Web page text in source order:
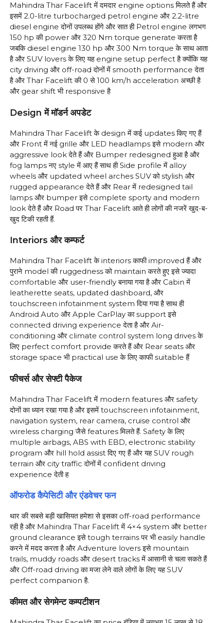
Mahindra Thar Facelift में दमदार engine options मिलते हैं और
इसमें 2.0-litre turbocharged petrol engine और 2.2-litre
diesel engine दोनों उपलब्ध होंगे और सात ही Petrol engine लगभग
150 hp की power और 320 Nm torque generate करता है
जबकि diesel engine 130 hp और 300 Nm torque के साथ आता
है और SUV lovers के लिए यह engine setup perfect है क्योंकि यह
city driving और off-road दोनों में smooth performance देता
है और Thar Facelift की 0 से 100 km/h acceleration अच्छी है
और gear shift भी responsive है
Design में मॉडर्न अपडेट
Mahindra Thar Facelift के design में कई updates किए गए हैं
और Front में नई grille और LED headlamps इसे modern और
aggressive look देते हैं और Bumper redesigned हुआ है और
fog lamps नए style में आए हैं साथ ही Side profile में alloy
wheels और updated wheel arches SUV को stylish और
rugged appearance देते हैं और Rear में redesigned tail
lamps और bumper इसे complete sporty and modern
look देते हैं और Road पर Thar Facelift आते ही लोगों की नजरें खुद-ब-
खुद टिकी रहती हैं.
Interiors और कम्फर्ट
Mahindra Thar Facelift के interiors काफी improved हैं और
पुराने model की ruggedness को maintain करते हुए इसे ज्यादा
comfortable और user-friendly बनाया गया है और Cabin में
leatherette seats, updated dashboard, और
touchscreen infotainment system दिया गया है साथ ही
Android Auto और Apple CarPlay का support इसे
connected driving experience देता है और Air-
conditioning और climate control system long drives के
लिए perfect comfort provide करते हैं और Rear seats और
storage space भी practical use के लिए काफी suitable हैं
फीचर्स और सेफ्टी पैकेज
Mahindra Thar Facelift में modern features और safety
दोनों का ध्यान रखा गया है और इसमें touchscreen infotainment,
navigation system, rear camera, cruise control और
wireless charging जैसे features मिलते हैं. Safety के लिए
multiple airbags, ABS with EBD, electronic stability
program और hill hold assist दिए गए हैं और यह SUV rough
terrain और city traffic दोनों में confident driving
experience देती ह
ऑफरोड कैपेसिटी और एंडवेचर फन
थार की सबसे बड़ी खासियत हमेशा से इसका off-road performance
रही है और Mahindra Thar Facelift में 4×4 system और better
ground clearance इसे tough terrains पर भी easily handle
करने में मदद करता है और Adventure lovers इसे mountain
trails, muddy roads और desert tracks में आसानी से चला सकते हैं
और Off-road driving का मजा लेने वाले लोगों के लिए यह SUV
perfect companion है.
कीमत और सेगमेन्ट कम्पटीशन